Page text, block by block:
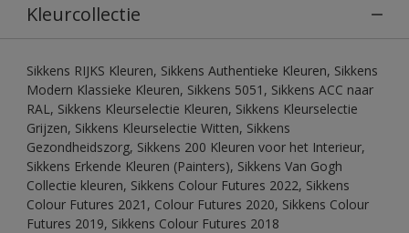
Kleurcollectie
Sikkens RIJKS Kleuren, Sikkens Authentieke Kleuren, Sikkens
Modern Klassieke Kleuren, Sikkens 5051, Sikkens ACC naar
RAL, Sikkens Kleurselectie Kleuren, Sikkens Kleurselectie
Grijzen, Sikkens Kleurselectie Witten, Sikkens
Gezondheidszorg, Sikkens 200 Kleuren voor het Interieur,
Sikkens Erkende Kleuren (Painters), Sikkens Van Gogh
Collectie kleuren, Sikkens Colour Futures 2022, Sikkens
Colour Futures 2021, Colour Futures 2020, Sikkens Colour
Futures 2019, Sikkens Colour Futures 2018